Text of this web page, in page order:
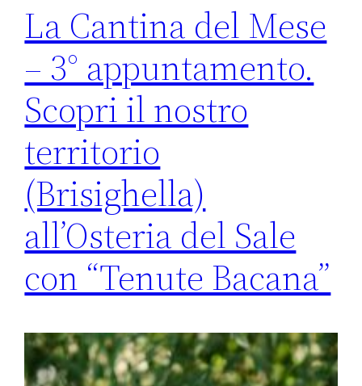
La Cantina del Mese
– 3° appuntamento.
Scopri il nostro
territorio
(Brisighella)
all’Osteria del Sale
con “Tenute Bacana”